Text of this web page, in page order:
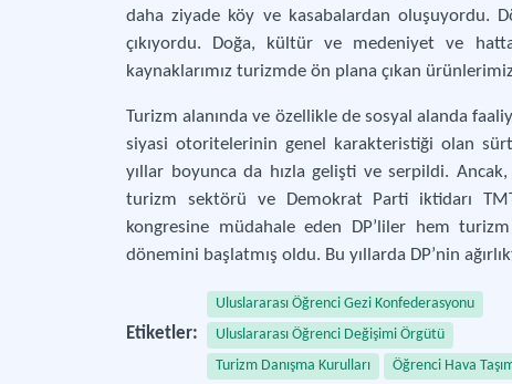
daha ziyade köy ve kasabalardan oluşuyordu.
çıkıyordu. Doğa, kültür ve medeniyet ve
kaynaklarımız turizmde ön plana çıkan
Turizm alanında ve özellikle de sosyal alanda
siyasi otoritelerinin genel karakteristiği olan
yıllar boyunca da hızla gelişti ve serpildi.
turizm sektörü ve Demokrat Parti iktidarı
kongresine müdahale eden DP’liler hem
dönemini başlatmış oldu. Bu yıllarda DP’nin
Etiketler:
Uluslararası Öğrenci Gezi Konfederasyonu
Uluslararası Öğrenci Değişimi Örgütü
Turizm Danışma Kurulları
Öğrenci Hava